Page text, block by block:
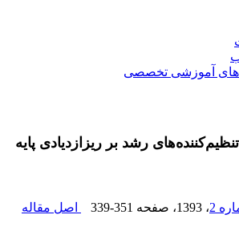
آموزشی تخصصی
رشد بر ریزازدیادی پایه
، 1393 ، صفحه 339-351
اصل مقاله